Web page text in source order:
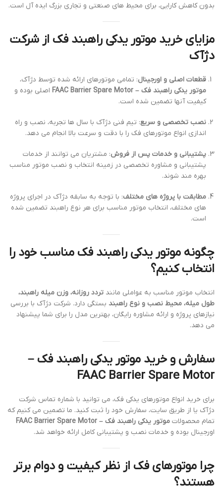
بدون کاهش کارایی، برای محیط های صنعتی و تجاری بزرگ ایده آل است.
مزایای خرید موتور یدکی راهبند فک از شرکت
دژآک
قطعات اصلی و اورجینال: تمامی موتورهای ارائه شده توسط دژآک،
موتور یدکی راهبند فک – FAAC Barrier Spare Motor
اصلی بوده و
کیفیت آنها تضمین شده است.
نصب تخصصی و سریع: تیم فنی دژآک با سال ها تجربه، نصب و راه
اندازی انواع موتورهای فک را با دقت و سرعت بالا انجام می دهد.
پشتیبانی و خدمات پس از فروش: مشتریان می توانند از خدمات
پشتیبانی و مشاوره تخصصی در زمینه انتخاب و نصب موتور مناسب
بهره مند شوند.
مطابقت با پروژه های مختلف: با توجه به سابقه دژآک در اجرای پروژه
های مختلف، انتخاب موتور مناسب برای هر نوع راهبند تضمین شده
است.
چگونه موتور یدکی راهبند فک مناسب خود را
انتخاب کنیم؟
انتخاب موتور مناسب به عواملی مانند تردد روزانه، وزن میله راهبند،
طول میله، محیط نصب و نوع راهبند بستگی دارد. شرکت دژآک با بررسی
نیازهای پروژه و ارائه مشاوره رایگان، بهترین مدل را برای شما پیشنهاد
می دهد.
سفارش و خرید موتور یدکی راهبند فک –
FAAC Barrier Spare Motor
برای خرید انواع موتورهای یدکی فک، می توانید با شماره تماس شرکت
دژآک یا از طریق سایت، سفارش خود را ثبت کنید. ما تضمین می کنیم که
تمام محصولات موتور یدکی راهبند فک – FAAC Barrier Spare Motor
اورجینال بوده و خدمات نصب و پشتیبانی کامل ارائه خواهد شد.
چرا موتورهای فک از نظر کیفیت و دوام برتر
هستند؟